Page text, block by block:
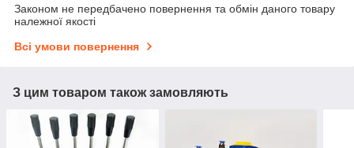
Законом не передбачено повернення та обмін даного товару
належної якості
Всі умови повернення
З цим товаром також замовляють